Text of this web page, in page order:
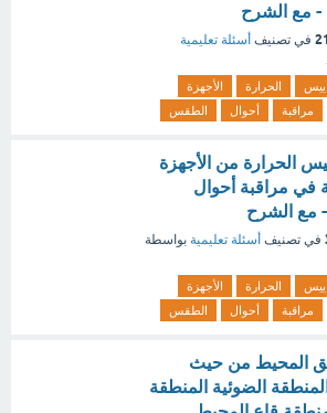
مع الشرح
في تصنيف أسئلة تعليمية
الحرارة
الأجهزة
مراقبة أحوال الطقس
الحرارة من الأجهزة
في مراقبة أحوال
مع الشرح
في تصنيف أسئلة تعليمية بواسطة
الحرارة
الأجهزة
مراقبة أحوال الطقس
المحيط من حيث
الضوئية المنطقة